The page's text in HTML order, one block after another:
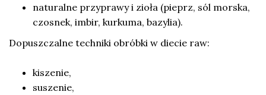
naturalne przyprawy i zioła (pieprz, sól morska,
czosnek, imbir, kurkuma, bazylia).
Dopuszczalne techniki obróbki w diecie raw:
kiszenie,
suszenie,